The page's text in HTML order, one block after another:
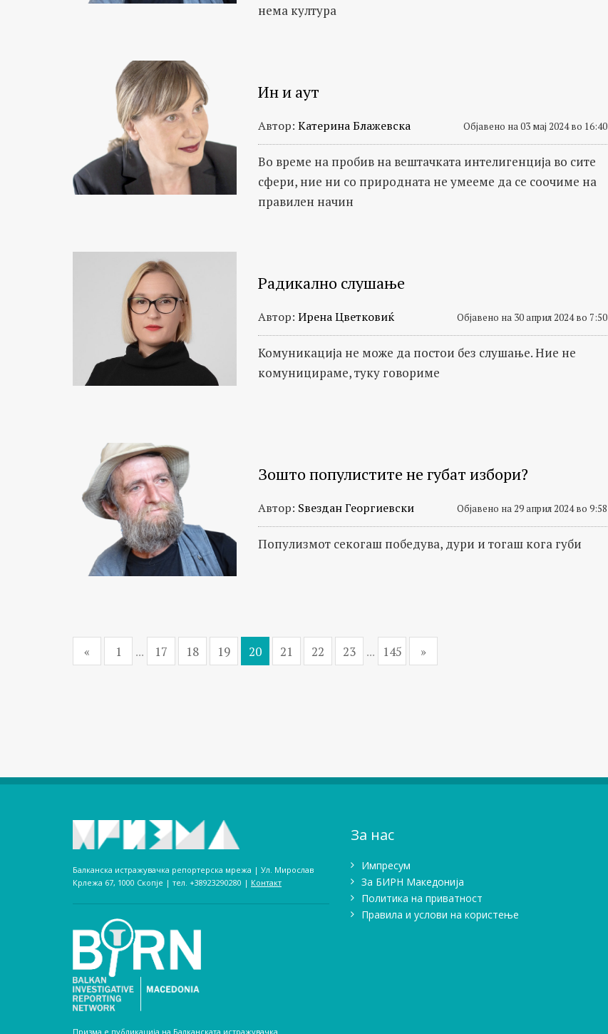
нема култура
Ин и аут
Автор: Катерина Блажевска Објавено на 03 мај 2024 во 16:40
Во време на пробив на вештачката интелигенција во сите
сфери, ние ни со природната не умееме да се соочиме на
правилен начин
Радикално слушање
Автор: Ирена Цветковиќ Објавено на 30 април 2024 во 7:50
Комуникација не може да постои без слушање. Ние не
комуницираме, туку говориме
Зошто популистите не губат избори?
Автор: Ѕвездан Георгиевски Објавено на 29 април 2024 во 9:58
Популизмот секогаш победува, дури и тогаш кога губи
« 1 ... 17 18 19 20 21 22 23 ... 145 »
Балканска истражувачка репортерска мрежа | Ул. Мирослав
Крлежа 67, 1000 Скопје | тел. +38923290280­ | Контакт
Призма е публикација на Балканската истражувачка
За нас
Импресум
Зa БИРН Македонија
Политика на приватност
Правила и услови на користење